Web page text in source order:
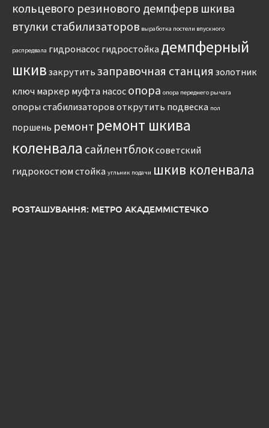
кольцевого резинового демпферв шкива
втулки стабилизаторов выработка постели впускного
распредвала гидронасос гидростойка демпферный
шкив закрутить заправочная станция золотник
ключ маркер муфта насос опора опора переднего рычага
опоры стабилизаторов открутить подвеска пол
поршень ремонт ремонт шкива
коленвала сайлентблоксоветский
гидрокостюм стойка угльник подачи шкив коленвала
РОЗТАШУВАННЯ: МЕТРО АКАДЕММІСТЕЧКО